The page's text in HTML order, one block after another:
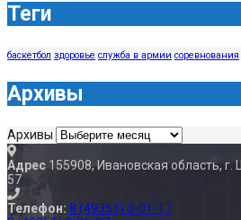
Теги
баскетбол здоровье служба в армии соревнования
Архивы
Архивы
Адрес 155908, Ивановская область, г.
57
Телефон: 8 (49351) 3-01-17